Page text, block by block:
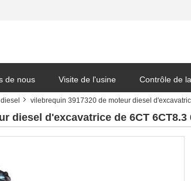
de nous Visite de l'usine Contrôle de
vilebrequin 3917320 de moteur diesel
diesel d'excavatrice de 6CT 6CT8.3